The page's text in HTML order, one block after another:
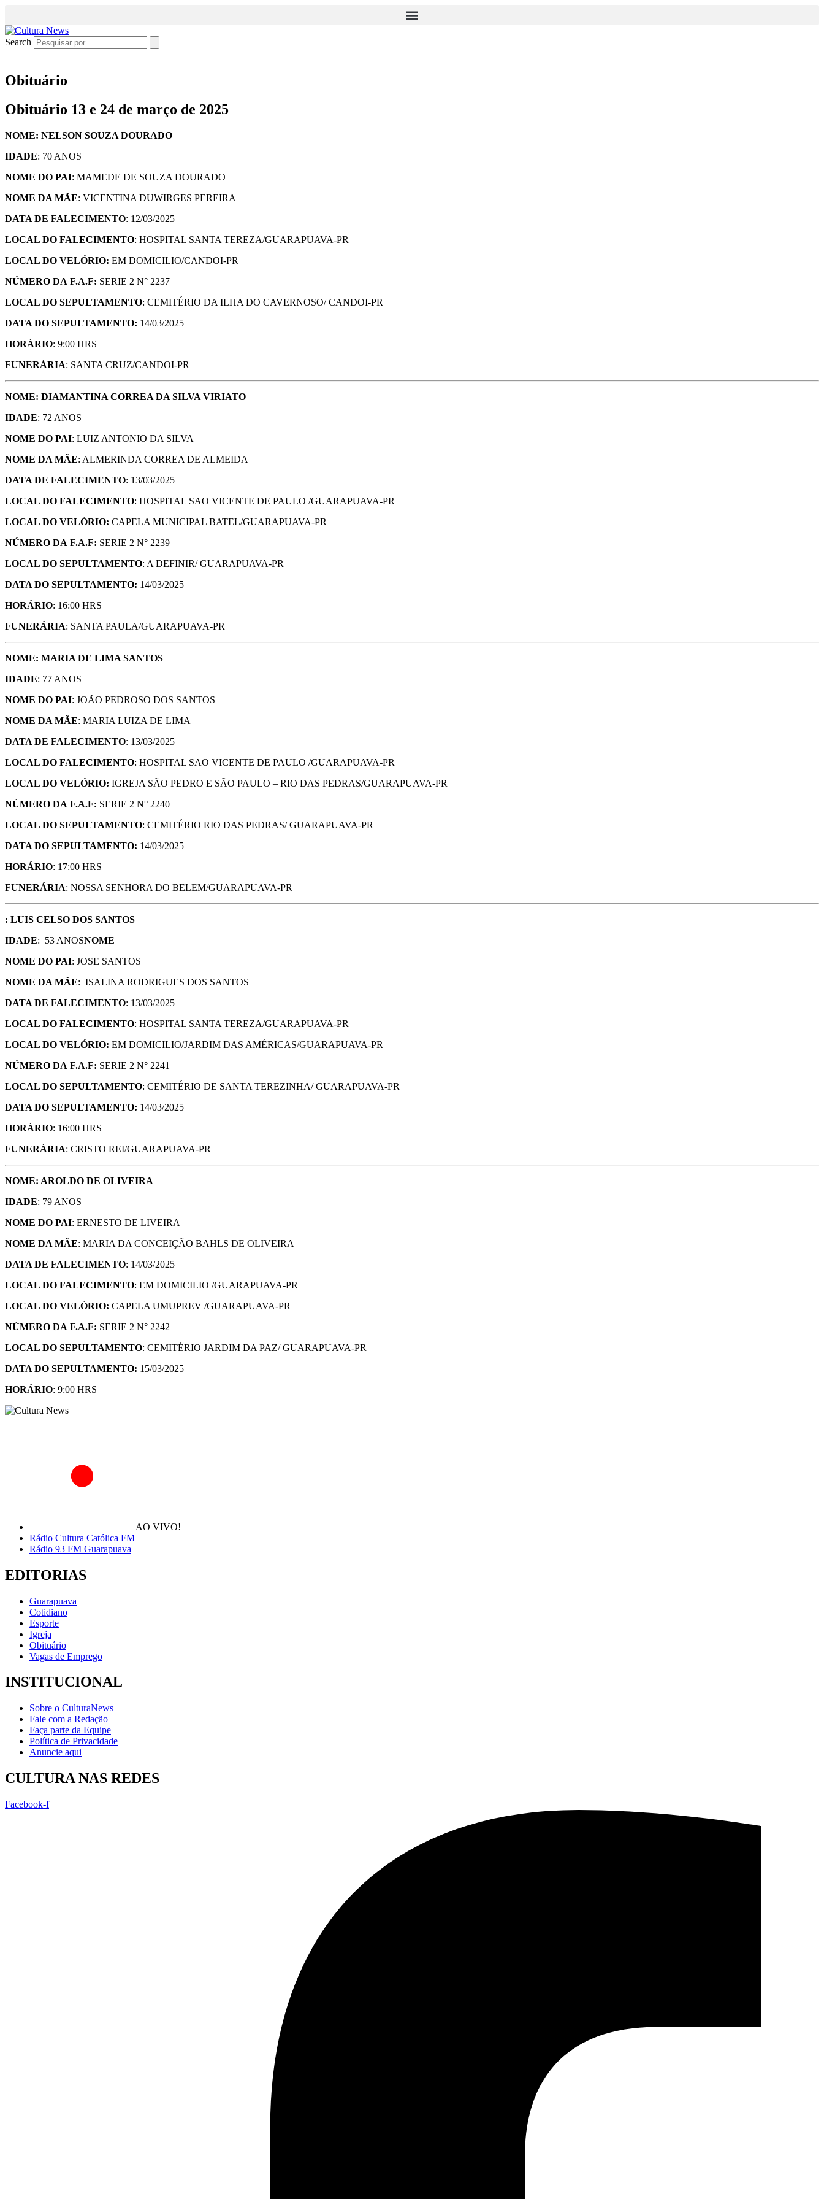
Search
Obituário
Obituário 13 e 24 de março de 2025
NOME: NELSON SOUZA DOURADO
IDADE: 70 ANOS
NOME DO PAI: MAMEDE DE SOUZA DOURADO
NOME DA MÃE: VICENTINA DUWIRGES PEREIRA
DATA DE FALECIMENTO: 12/03/2025
LOCAL DO FALECIMENTO: HOSPITAL SANTA TEREZA/GUARAPUAVA-PR
LOCAL DO VELÓRIO: EM DOMICILIO/CANDOI-PR
NÚMERO DA F.A.F: SERIE 2 N° 2237
LOCAL DO SEPULTAMENTO: CEMITÉRIO DA ILHA DO CAVERNOSO/ CANDOI-PR
DATA DO SEPULTAMENTO: 14/03/2025
HORÁRIO: 9:00 HRS
FUNERÁRIA: SANTA CRUZ/CANDOI-PR
NOME: DIAMANTINA CORREA DA SILVA VIRIATO
IDADE: 72 ANOS
NOME DO PAI: LUIZ ANTONIO DA SILVA
NOME DA MÃE: ALMERINDA CORREA DE ALMEIDA
DATA DE FALECIMENTO: 13/03/2025
LOCAL DO FALECIMENTO: HOSPITAL SAO VICENTE DE PAULO /GUARAPUAVA-PR
LOCAL DO VELÓRIO: CAPELA MUNICIPAL BATEL/GUARAPUAVA-PR
NÚMERO DA F.A.F: SERIE 2 N° 2239
LOCAL DO SEPULTAMENTO: A DEFINIR/ GUARAPUAVA-PR
DATA DO SEPULTAMENTO: 14/03/2025
HORÁRIO: 16:00 HRS
FUNERÁRIA: SANTA PAULA/GUARAPUAVA-PR
NOME: MARIA DE LIMA SANTOS
IDADE: 77 ANOS
NOME DO PAI: JOÃO PEDROSO DOS SANTOS
NOME DA MÃE: MARIA LUIZA DE LIMA
DATA DE FALECIMENTO: 13/03/2025
LOCAL DO FALECIMENTO: HOSPITAL SAO VICENTE DE PAULO /GUARAPUAVA-PR
LOCAL DO VELÓRIO: IGREJA SÃO PEDRO E SÃO PAULO – RIO DAS PEDRAS/GUARAPUAVA-PR
NÚMERO DA F.A.F: SERIE 2 N° 2240
LOCAL DO SEPULTAMENTO: CEMITÉRIO RIO DAS PEDRAS/ GUARAPUAVA-PR
DATA DO SEPULTAMENTO: 14/03/2025
HORÁRIO: 17:00 HRS
FUNERÁRIA: NOSSA SENHORA DO BELEM/GUARAPUAVA-PR
: LUIS CELSO DOS SANTOS
IDADE: 53 ANOSNOME
NOME DO PAI: JOSE SANTOS
NOME DA MÃE: ISALINA RODRIGUES DOS SANTOS
DATA DE FALECIMENTO: 13/03/2025
LOCAL DO FALECIMENTO: HOSPITAL SANTA TEREZA/GUARAPUAVA-PR
LOCAL DO VELÓRIO: EM DOMICILIO/JARDIM DAS AMÉRICAS/GUARAPUAVA-PR
NÚMERO DA F.A.F: SERIE 2 N° 2241
LOCAL DO SEPULTAMENTO: CEMITÉRIO DE SANTA TEREZINHA/ GUARAPUAVA-PR
DATA DO SEPULTAMENTO: 14/03/2025
HORÁRIO: 16:00 HRS
FUNERÁRIA: CRISTO REI/GUARAPUAVA-PR
NOME: AROLDO DE OLIVEIRA
IDADE: 79 ANOS
NOME DO PAI: ERNESTO DE LIVEIRA
NOME DA MÃE: MARIA DA CONCEIÇÃO BAHLS DE OLIVEIRA
DATA DE FALECIMENTO: 14/03/2025
LOCAL DO FALECIMENTO: EM DOMICILIO /GUARAPUAVA-PR
LOCAL DO VELÓRIO: CAPELA UMUPREV /GUARAPUAVA-PR
NÚMERO DA F.A.F: SERIE 2 N° 2242
LOCAL DO SEPULTAMENTO: CEMITÉRIO JARDIM DA PAZ/ GUARAPUAVA-PR
DATA DO SEPULTAMENTO: 15/03/2025
HORÁRIO: 9:00 HRS
AO VIVO!
Rádio Cultura Católica FM
Rádio 93 FM Guarapuava
EDITORIAS
Guarapuava
Cotidiano
Esporte
Igreja
Obituário
Vagas de Emprego
INSTITUCIONAL
Sobre o CulturaNews
Fale com a Redação
Faça parte da Equipe
Política de Privacidade
Anuncie aqui
CULTURA NAS REDES
Facebook-f